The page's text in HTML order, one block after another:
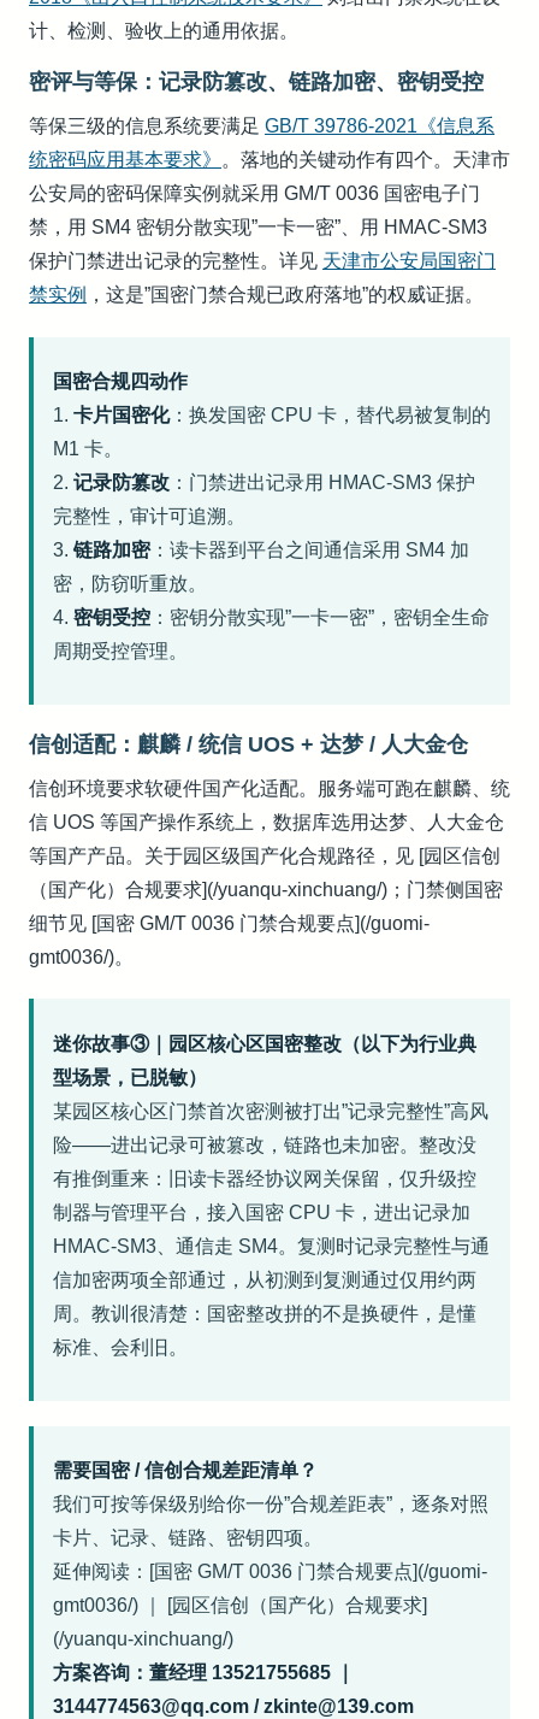
计、检测、验收上的通用依据。
密评与等保：记录防篡改、链路加密、密钥受控
等保三级的信息系统要满足 GB/T 39786-2021《信息系
统密码应用基本要求》
。落地的关键动作有四个。天津市
公安局的密码保障实例就采用 GM/T 0036 国密电子门
禁，用 SM4 密钥分散实现”一卡一密”、用 HMAC-SM3
保护门禁进出记录的完整性。详见 天津市公安局国密门
禁实例 ，这是”国密门禁合规已政府落地”的权威证据。
国密合规四动作
1. 卡片国密化：换发国密 CPU 卡，替代易被复制的
M1 卡。
2. 记录防篡改 ：门禁进出记录用 HMAC-SM3 保护
完整性，审计可追溯。
3. 链路加密：读卡器到平台之间通信采用 SM4 加
密，防窃听重放。
4. 密钥受控 ：密钥分散实现”一卡一密”，密钥全生命
周期受控管理。
信创适配：麒麟 / 统信 UOS + 达梦 / 人大金仓
信创环境要求软硬件国产化适配。服务端可跑在麒麟、统
信 UOS 等国产操作系统上，数据库选用达梦、人大金仓
等国产产品。关于园区级国产化合规路径，见 [园区信创
（国产化）合规要求](/yuanqu-xinchuang/)；门禁侧国密
细节见 [国密 GM/T 0036 门禁合规要点](/guomi-
gmt0036/)。
迷你故事③｜园区核心区国密整改（以下为行业典
型场景，已脱敏）
某园区核心区门禁首次密测被打出”记录完整性”高风
险——进出记录可被篡改，链路也未加密。整改没
有推倒重来：旧读卡器经协议网关保留，仅升级控
制器与管理平台，接入国密 CPU 卡，进出记录加
HMAC-SM3、通信走 SM4。复测时记录完整性与通
信加密两项全部通过，从初测到复测通过仅用约两
周。教训很清楚：国密整改拼的不是换硬件，是懂
标准、会利旧。
需要国密 / 信创合规差距清单？
我们可按等保级别给你一份”合规差距表”，逐条对照
卡片、记录、链路、密钥四项。
延伸阅读：[国密 GM/T 0036 门禁合规要点](/guomi-
gmt0036/) ｜ [园区信创（国产化）合规要求]
(/yuanqu-xinchuang/)
方案咨询：董经理 13521755685 ｜
3144774563@qq.com / zkinte@139.com